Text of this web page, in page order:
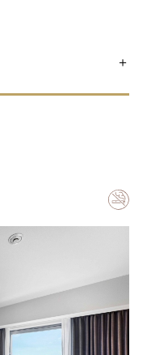
ールアイロン)」設
ールを叶えます。
＋